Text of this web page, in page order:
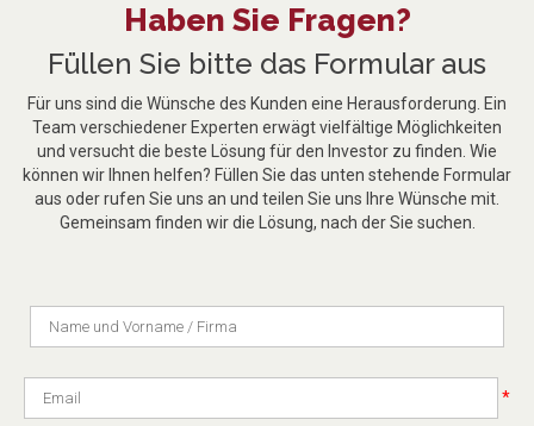
Haben Sie Fragen?
Füllen Sie bitte das Formular aus
Für uns sind die Wünsche des Kunden eine Herausforderung. Ein
Team verschiedener Experten erwägt vielfältige Möglichkeiten
und versucht die beste Lösung für den Investor zu finden. Wie
können wir Ihnen helfen? Füllen Sie das unten stehende Formular
aus oder rufen Sie uns an und teilen Sie uns Ihre Wünsche mit.
Gemeinsam finden wir die Lösung, nach der Sie suchen.
*